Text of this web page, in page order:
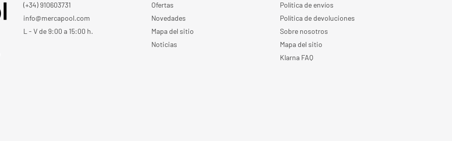
(+34) 910603731
info@mercapool.com
L - V de 9:00 a 15:00 h.
Ofertas
Novedades
Mapa del sitio
Noticias
Política de envíos
Política de devoluciones
Sobre nosotros
Mapa del sitio
Klarna FAQ